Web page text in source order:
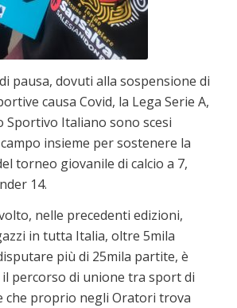
pausa, dovuti alla sospensione di
causa Covid, la Lega Serie A,
Sportivo Italiano sono scesi
insieme per sostenere la
torneo giovanile di calcio a 7,
14.
nelle precedenti edizioni,
in tutta Italia, oltre 5mila
più di 25mila partite, è
percorso di unione tra sport di
che proprio negli Oratori trova